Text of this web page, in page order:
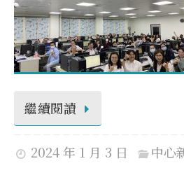
繼續閱讀
2024 年 1 月 3 日 中心